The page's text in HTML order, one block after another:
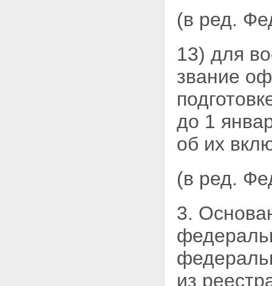
(в ред.
13) для
звание
до 1
об их
(в ред.
3.
из